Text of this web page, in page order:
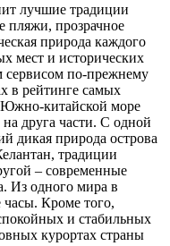
лучшие традиции
пляжи, прозрачное
природа каждого
мест и исторических
сервисом по-прежнему
в рейтинге самых
китайской море
друга части. С одной
дикая природа острова
традиции
– современные
Из одного мира в
часы. Кроме того,
и стабильных
курортах страны